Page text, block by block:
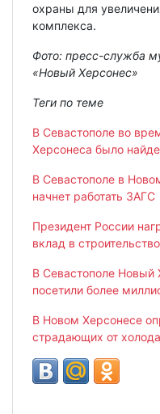
охраны для
комплекса.
Фото: пресс-служба
«Новый Херсонес»
Теги по теме
В Севастополе во
Херсонеса было
В Севастополе в
начнет работать ЗАГС
Президент России
вклад в
В Севастополе Новый
посетили более
В Новом Херсонесе
страдающих от